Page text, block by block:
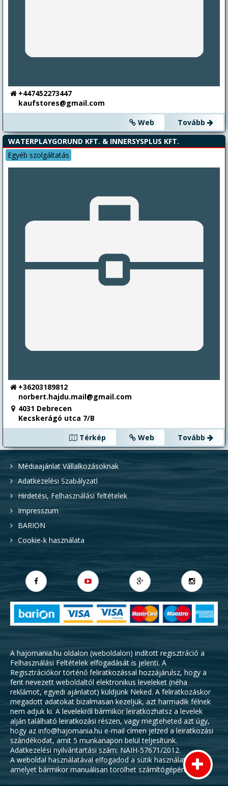
+447452273447
kaufstores@gmail.com
Web
Tovább
WATERPLAYGORUND KFT. & INNERSYSPLUS KFT.
Egyéb szolgáltatás
+36203189812
norbert.hajdu.mail@gmail.com
4031 Debrecen
Kecskerágó utca 7/B
Térkép
Web Tovább
Médiaajánlat Vállalkozásoknak
Adatkezelési Szabályzatl
Hirdetési, Felhasználási feltételek
Impresszum
BARION
Cookie-k használata
A hajomania.hu oldalon (weboldalon) indított regisztráció a
Felhasználási Feltételek elfogadását is jelenti. A
Regisztrációkor történő feliratkozással hozzájárulsz, hogy a
fent nevezett weboldaltól elektronikus leveleket (néha
reklámot, egyedi ajánlatot) küldjünk Neked. A feliratkozáskor
megadott adatokat bizalmasan kezeljük, azt harmadik félnek
nem adjuk ki. A levelekről bármikor leiratkozhatsz a levelek
alján található leiratkozási részen, vagy megteheted azt úgy,
hogy az info@hajomania.hu e-mail címen jelzed a leiratkozási
szándékodat, amit 5 munkanapon belül teljesítünk.
Adatkezelési nyilvántartási szám: NAIH-57671/2012.
A weboldal használatával elfogadod a sütik használatát,
amelyet bármikor manuálisan törölhet számítógépéről.